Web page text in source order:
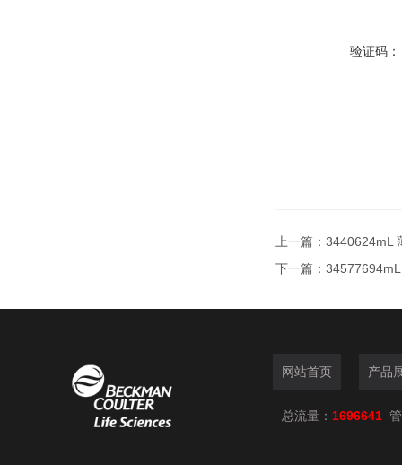
验证码：
上一篇： 3440624mL
下一篇：
网站首页 产品
总流量： 1696641